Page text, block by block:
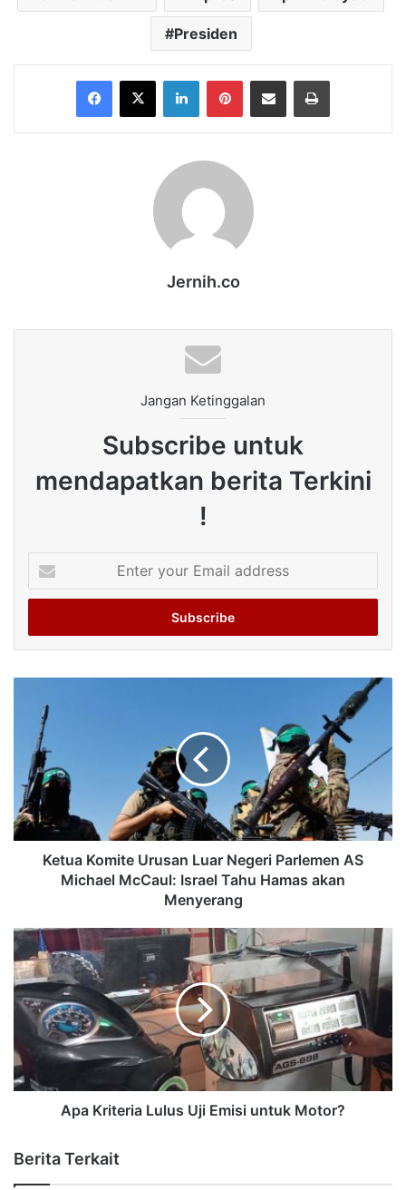
Presiden
Facebook
X LinkedInPinterestShare via Email Print
Jernih.co
Jangan Ketinggalan
Subscribe untuk
mendapatkan berita Terkini
!
your
Email
Ketua Komite Urusan Luar Negeri Parlemen AS
Michael McCaul: Israel Tahu Hamas akan
Menyerang
Apa Kriteria Lulus Uji Emisi untuk Motor?
Berita Terkait